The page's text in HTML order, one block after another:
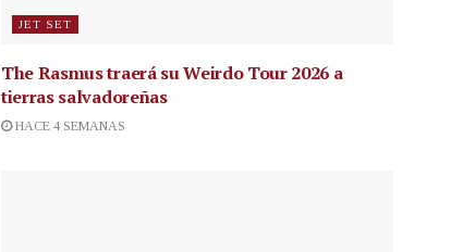
JET SET
The Rasmus traerá su Weirdo Tour 2026 a
tierras salvadoreñas
HACE 4 SEMANAS